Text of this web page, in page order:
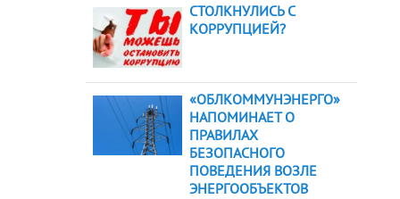
СТОЛКНУЛИСЬ С
КОРРУПЦИЕЙ?
«ОБЛКОММУНЭНЕРГО»
НАПОМИНАЕТ О
ПРАВИЛАХ
БЕЗОПАСНОГО
ПОВЕДЕНИЯ ВОЗЛЕ
ЭНЕРГООБЪЕКТОВ